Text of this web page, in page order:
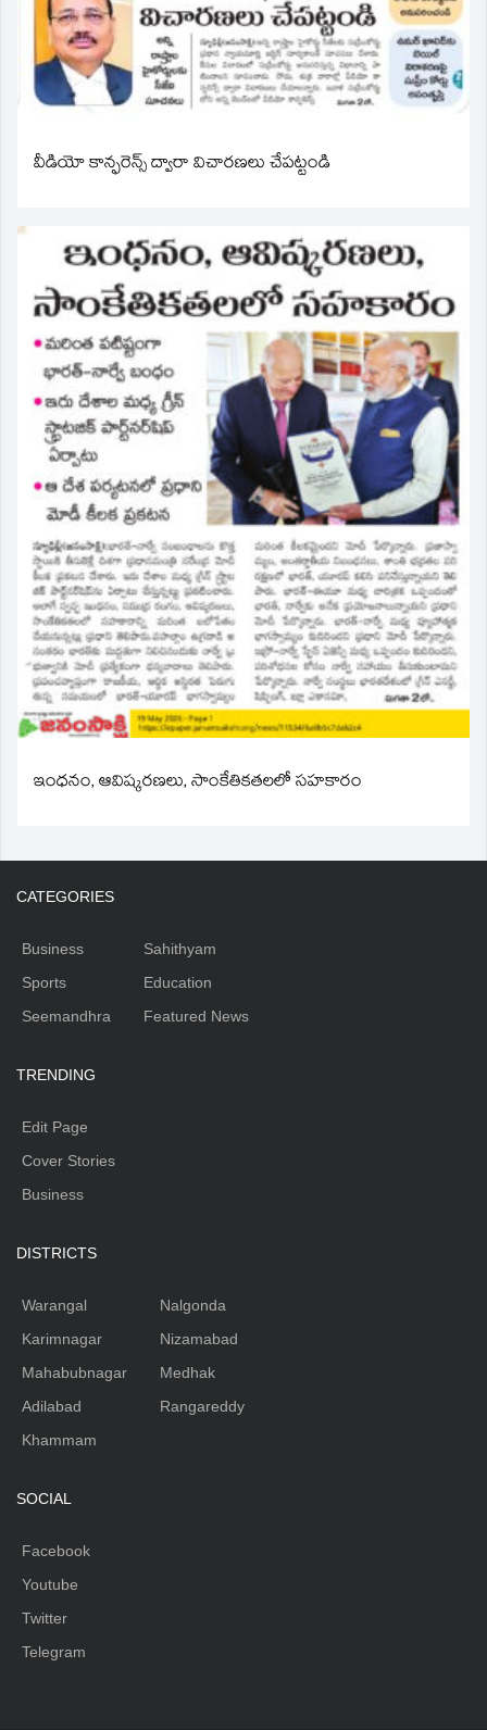
వీడియో కాన్ఫరెన్స్ ద్వారా విచారణలు చేపట్టండి
ఇంధనం, ఆవిష్కరణలు, సాంకేతికతలలో సహకారం
CATEGORIES
Business
Sports
Seemandhra
Sahithyam
Education
Featured News
TRENDING
Edit Page
Cover Stories
Business
DISTRICTS
Warangal
Karimnagar
Mahabubnagar
Adilabad
Khammam
Nalgonda
Nizamabad
Medhak
Rangareddy
SOCIAL
Facebook
Youtube
Twitter
Telegram